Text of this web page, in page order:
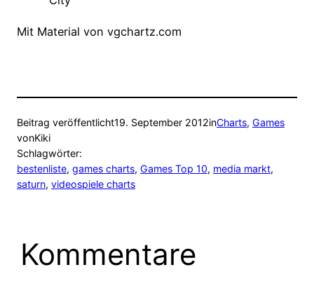
Mit Material von vgchartz.com
Beitrag veröffentlicht19. September 2012inCharts, Games
vonKiki
Schlagwörter:
bestenliste, games charts, Games Top 10, media markt
saturn, videospiele charts
Kommentare